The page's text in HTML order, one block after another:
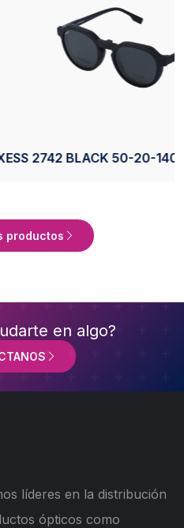
140
productos
en algo?
líderes en la distribución
ópticos como